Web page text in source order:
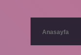
Anasayfa